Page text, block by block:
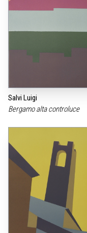
Salvi Luigi
Bergamo alta controluce